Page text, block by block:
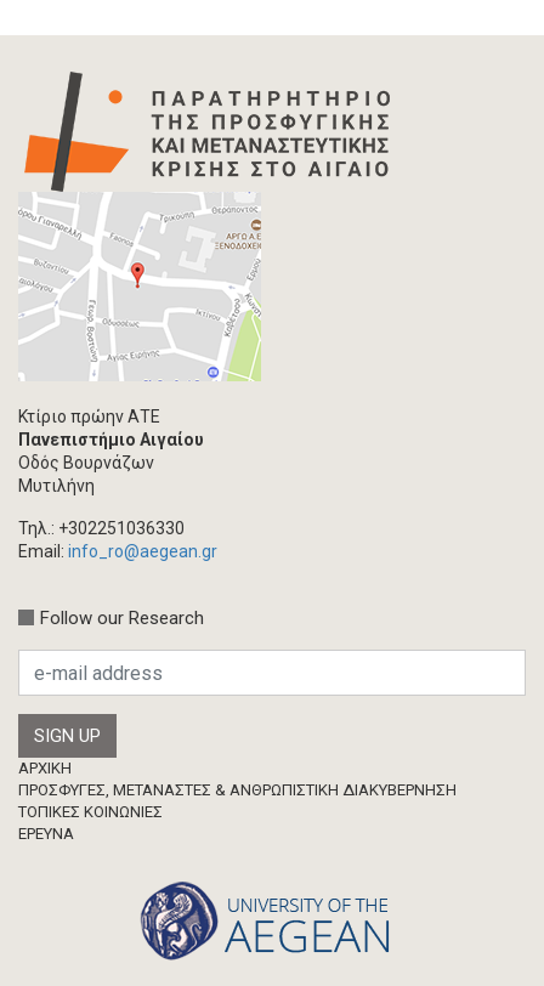
Κτίριο πρώην ΑΤΕ
Πανεπιστήμιο Αιγαίου
Οδός Βουρνάζων
Μυτιλήνη
Τηλ.: +302251036330
Email: info_ro@aegean.gr
Follow our Research
Footer
ΑΡΧΙΚΗ
ΠΡΟΣΦΥΓΕΣ, ΜΕΤΑΝΑΣΤΕΣ & ΑΝΘΡΩΠΙΣΤΙΚΗ ΔΙΑΚΥΒΕΡΝΗΣΗ
ΤΟΠΙΚΕΣ ΚΟΙΝΩΝΙΕΣ
ΈΡΕΥΝΑ